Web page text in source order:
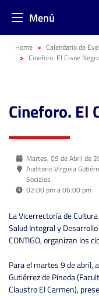
Menú
Home
Calendario de
Cineforo. El Cisne Negro
Cineforo. El
Martes, 09 de Abril de
Auditorio Virginia
Sociales
02:00 pm a 06:00 pm
La Vicerrectoría de
Salud Integral y
CONTIGO, organizan los
Para el martes 9 de abril,
Gutiérrez de Pineda
Claustro El Carmen),